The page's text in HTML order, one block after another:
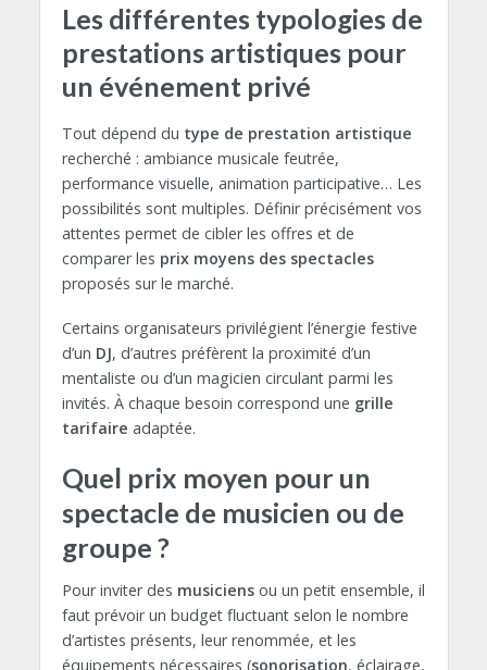
Les différentes typologies de
prestations artistiques pour
un événement privé
Tout dépend du type de prestation artistique
recherché : ambiance musicale feutrée,
performance visuelle, animation participative… Les
possibilités sont multiples. Définir précisément vos
attentes permet de cibler les offres et de
comparer les prix moyens des spectacles
proposés sur le marché.
Certains organisateurs privilégient l’énergie festive
d’un DJ, d’autres préfèrent la proximité d’un
mentaliste ou d’un magicien circulant parmi les
invités. À chaque besoin correspond une grille
tarifaire adaptée.
Quel prix moyen pour un
spectacle de musicien ou de
groupe ?
Pour inviter des musiciensou un petit ensemble, il
faut prévoir un budget fluctuant selon le nombre
d’artistes présents, leur renommée, et les
équipements nécessaires (sonorisation, éclairage,